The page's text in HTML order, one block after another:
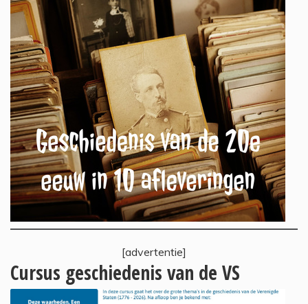
[advertentie]
Cursus geschiedenis van de VS